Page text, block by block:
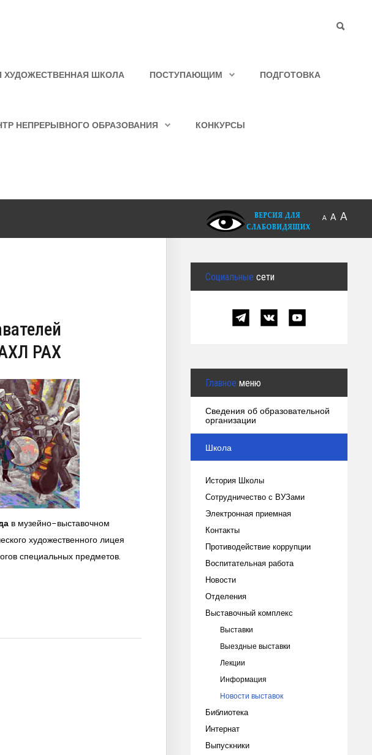
ХУДОЖЕСТВЕННАЯ ШКОЛА ПОСТУПАЮЩИМ ПОДГОТОВКА
НЕПРЕРЫВНОГО ОБРАЗОВАНИЯ КОНКУРСЫ
A A A
РАХ
в музейно-выставочном
художественного лицея
специальных предметов.
Социальные сети
Главное меню
Сведения об образовательной
организации
Школа
История Школы
Сотрудничество с ВУЗами
Электронная приемная
Контакты
Противодействие коррупции
Воспитательная работа
Новости
Отделения
Выставочный комплекс
Выставки
Выездные выставки
Лекции
Информация
Новости выставок
Библиотека
Интернат
Выпускники